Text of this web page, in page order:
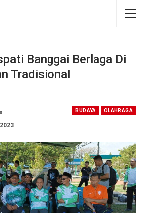
Banggai Berlaga Di
Tradisional
BUDAYA OLAHRAGA